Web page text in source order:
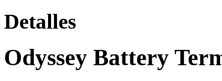
Detalles
Odyssey Battery